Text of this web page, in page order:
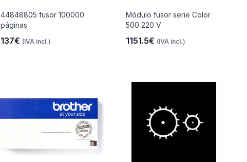
44848805 fusor 100000
páginas
137€ (IVA incl.)
Módulo fusor serie Color
500 220 V
1151.5€ (IVA incl.)